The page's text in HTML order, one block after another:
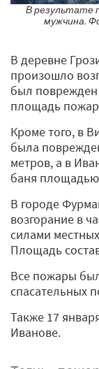
В результате
мужчина.
В деревне
произошло
был
площадь
Кроме того, в
была
метров, а в
баня
В городе
возгорание в
силами
Площадь
Все пожары
спасательных
Также 17
Иванове.